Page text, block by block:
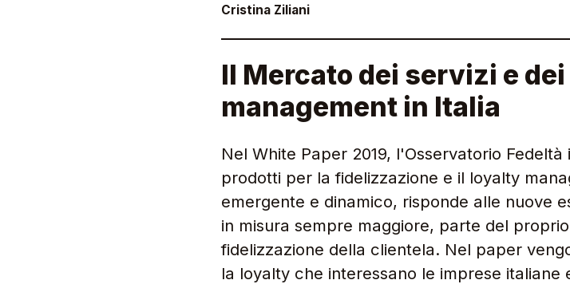
Cristina Ziliani
Il Mercato dei servizi e
management in Italia
Nel White Paper 2019, l'Osservatorio
prodotti per la fidelizzazione e il loyalty
emergente e dinamico, risponde alle nuove
in misura sempre maggiore, parte del
fidelizzazione della clientela. Nel paper
la loyalty che interessano le imprese italiane